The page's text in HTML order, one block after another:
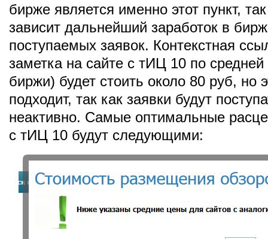
бирже является именно этот пункт,
зависит дальнейший заработок в
поступаемых заявок. Контекстная
заметка на сайте с тИЦ 10 по средней
биржи) будет стоить около 80 руб, но
подходит, так как заявки будут
неактивно. Самые оптимальные
с тИЦ 10 будут следующими: